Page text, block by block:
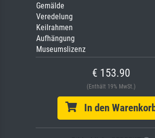
Gemälde
Veredelung
Keilrahmen
Aufhängung
Museumslizenz
€ 153.90
(Enthält 19% MwSt.)
In den